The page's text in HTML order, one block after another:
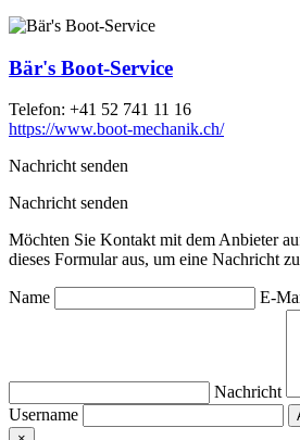
Bär's Boot-Service
Telefon: +41 52 741 11 16
https://www.boot-mechanik.ch/
Nachricht senden
Nachricht senden
Möchten Sie Kontakt mit dem Anbieter
dieses Formular aus, um eine Nachricht
Name E-
Nachricht
Username